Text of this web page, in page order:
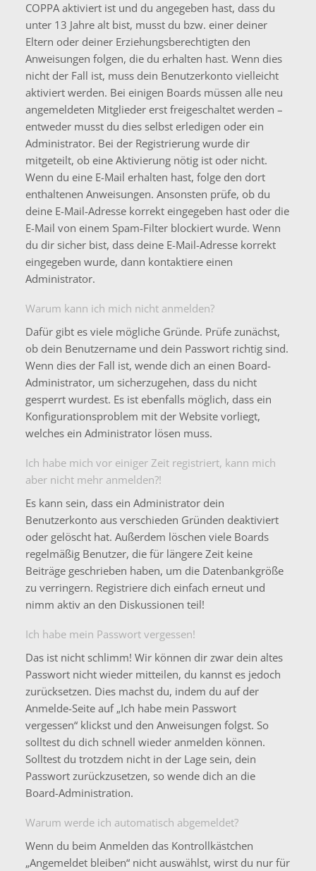
COPPAaktiviert ist und du angegeben hast, dass du
unter 13 Jahre alt bist, musst du bzw. einer deiner
Eltern oder deiner Erziehungsberechtigten den
Anweisungen folgen, die du erhalten hast. Wenn dies
nicht der Fall ist, muss dein Benutzerkonto vielleicht
aktiviert werden. Bei einigen Boards müssen alle neu
angemeldeten Mitglieder erst freigeschaltet werden –
entweder musst du dies selbst erledigen oder ein
Administrator. Bei der Registrierung wurde dir
mitgeteilt, ob eine Aktivierung nötig ist oder nicht.
Wenn du eine E-Mail erhalten hast, folge den dort
enthaltenen Anweisungen. Ansonsten prüfe, ob du
deine E-Mail-Adresse korrekt eingegeben hast oder die
E-Mail von einem Spam-Filter blockiert wurde. Wenn
du dir sicher bist, dass deine E-Mail-Adresse korrekt
eingegeben wurde, dann kontaktiere einen
Administrator.
Warum kann ich mich nicht anmelden?
Dafür gibt es viele mögliche Gründe. Prüfe zunächst,
ob dein Benutzername und dein Passwort richtig sind.
Wenn dies der Fall ist, wende dich an einen Board-
Administrator, um sicherzugehen, dass du nicht
gesperrt wurdest. Es ist ebenfalls möglich, dass ein
Konfigurationsproblem mit der Website vorliegt,
welches ein Administrator lösen muss.
Ich habe mich vor einiger Zeit registriert, kann mich
aber nicht mehr anmelden?!
Es kann sein, dass ein Administrator dein
Benutzerkonto aus verschieden Gründen deaktiviert
oder gelöscht hat. Außerdem löschen viele Boards
regelmäßig Benutzer, die für längere Zeit keine
Beiträge geschrieben haben, um die Datenbankgröße
zu verringern. Registriere dich einfach erneut und
nimm aktiv an den Diskussionen teil!
Ich habe mein Passwort vergessen!
Das ist nicht schlimm! Wir können dir zwar dein altes
Passwort nicht wieder mitteilen, du kannst es jedoch
zurücksetzen. Dies machst du, indem du auf der
Anmelde-Seite auf „Ich habe mein Passwort
vergessen“ klickst und den Anweisungen folgst. So
solltest du dich schnell wieder anmelden können.
Solltest du trotzdem nicht in der Lage sein, dein
Passwort zurückzusetzen, so wende dich an die
Board-Administration.
Warum werde ich automatisch abgemeldet?
Wenn du beim Anmelden das Kontrollkästchen
„Angemeldet bleiben“ nicht auswählst, wirst du nur für